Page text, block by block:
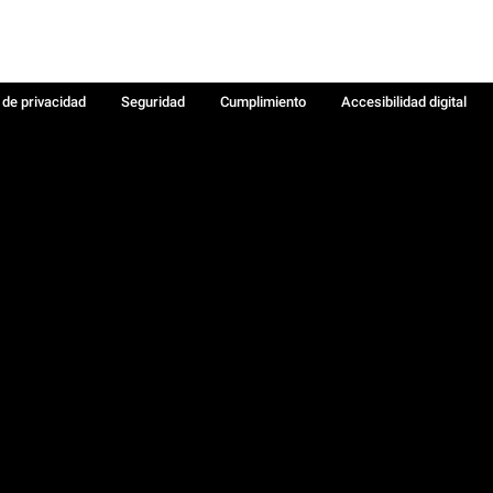
privacidad Seguridad Cumplimiento
Accesibilidad digital